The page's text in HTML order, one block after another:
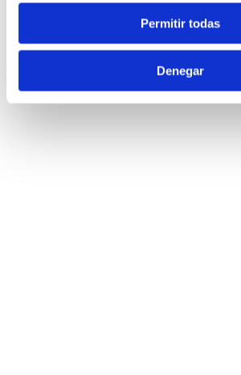
Permitir todas
Denegar